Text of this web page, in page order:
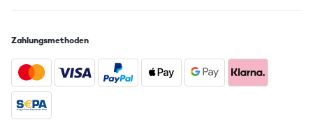
Zahlungsmethoden